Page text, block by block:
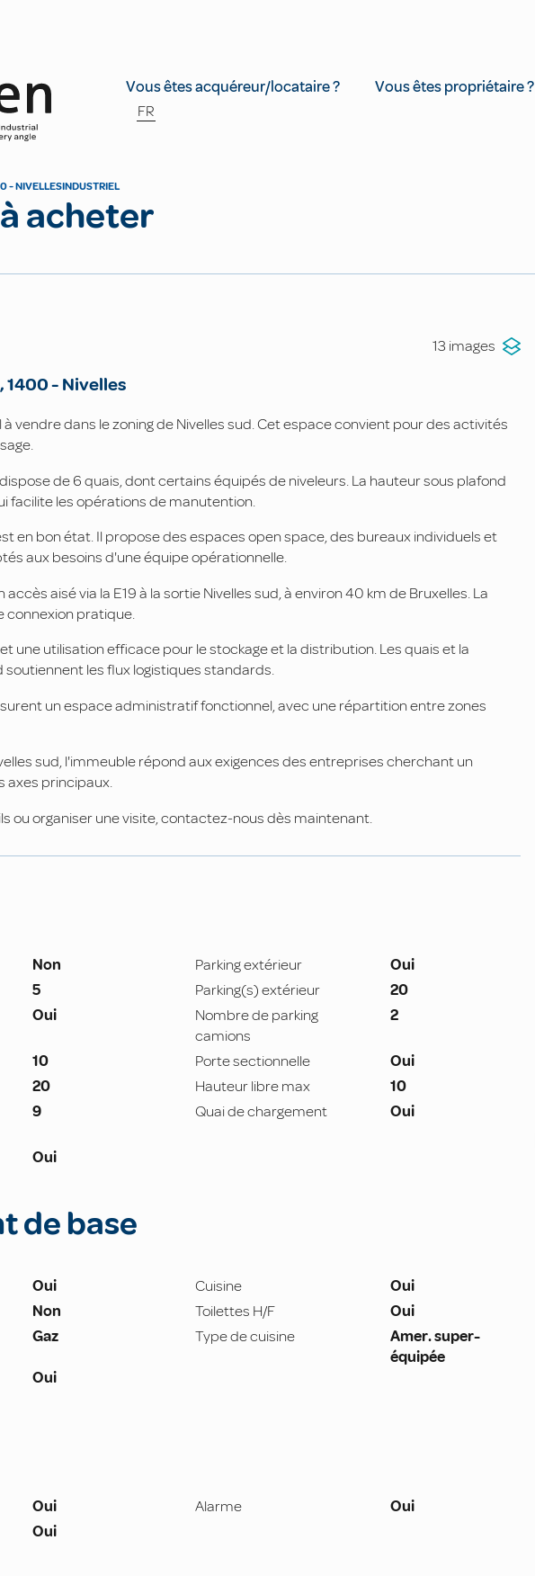
Vous êtes acquéreur/locataire ? Vous êtes propriétaire ?
FR
- NIVELLESINDUSTRIEL
acheter
13 images
,1400- Nivelles
vendre dans le zoning de Nivelles sud. Cet espace convient pour des activités
de 6 quais, dont certains équipés de niveleurs. La hauteur sous plafond
facilite les opérations de manutention.
en bon état. Il propose des espaces open space, des bureaux individuels et
aux besoins d'une équipe opérationnelle.
aisé via la E19 à la sortie Nivelles sud, à environ 40 km de Bruxelles. La
connexion pratique.
une utilisation efficace pour le stockage et la distribution. Les quais et la
soutiennent les flux logistiques standards.
un espace administratif fonctionnel, avec une répartition entre zones
sud, l'immeuble répond aux exigences des entreprises cherchant un
axes principaux.
ou organiser une visite, contactez-nous dès maintenant.
Non Parking extérieur
Oui
5 Parking(s) extérieur
20
Oui
Nombre de parking
camions
2
10 Porte sectionnelle
Oui
20 Hauteur libre max
10
9 Quai de chargement Oui
Oui
de base
Oui Cuisine
Oui
Non Toilettes H/F
Oui
Gaz Type de cuisine
Amer. super-
équipée
Oui
Oui Alarme
Oui
Oui